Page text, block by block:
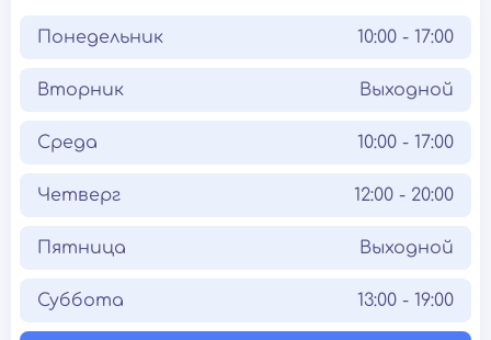
Понедельник 10:00 - 17:00
Вторник Выходной
Среда 10:00 - 17:00
Четверг 12:00 - 20:00
Пятница Выходной
Суббота 13:00 - 19:00